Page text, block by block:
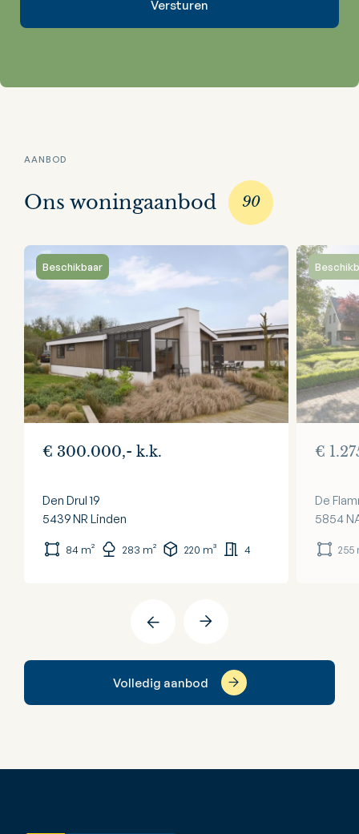
AANBOD
Ons woningaanbod 90
Beschikbaar
€ 300.000,- k.k.
Den Drul 19
5439 NR Linden
84 m² 283 m² 220 m³ 4
€
De
5854
255
Volledig aanbod